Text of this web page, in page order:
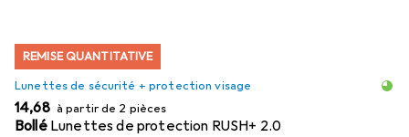
REMISE QUANTITATIVE
Lunettes de sécurité + protection visage
EUR
14,68 à partir de 2 pièces
Bollé Lunettes de protection RUSH+ 2.0